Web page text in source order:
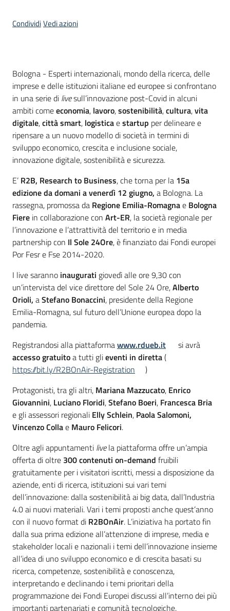
CondividiVedi azioni
Contenuto
Bologna - Esperti internazionali, mondo della ricerca, delle
imprese e delle istituzioni italiane ed europee si confrontano
in una serie di livesull’innovazione post-Covid in alcuni
ambiti comeeconomia, lavoro,sostenibilità,cultura,vita
digitale,città smart, logisticaestartup per delineare e
ripensare a un nuovo modello di società in termini di
sviluppo economico, crescita e inclusione sociale,
innovazione digitale, sostenibilità e sicurezza.
E’ R2B, Research to Business, che torna per la 15a
edizione da domani a venerdì 12 giugno, a Bologna. La
rassegna, promossa da Regione Emilia-Romagnae Bologna
Fiere in collaborazione con Art-ER, la società regionale per
l’innovazione e l’attrattività del territorio e in media
partnership con Il Sole 24Ore, è finanziato dai Fondi europei
Por Fesr e Fse 2014-2020.
I live saranno inaugurati giovedì alle ore 9,30 con
un’intervista del vice direttore del Sole 24 Ore,Alberto
Orioli, aStefano Bonaccini, presidente della Regione
Emilia-Romagna, sul futuro dell’Unione europea dopo la
pandemia.
Registrandosi alla piattaformawww.rdueb.it
si avrà
accesso gratuitoa tutti glieventi in diretta(
https://bit.ly/R2BOnAir-Registration
)
Protagonisti, tra gli altri, Mariana Mazzucato, Enrico
Giovannini, Luciano Floridi,Stefano Boeri, Francesca Bria
e gli assessori regionali Elly Schlein, Paola Salomoni,
Vincenzo Collae Mauro Felicori.
Oltre agli appuntamenti livela piattaforma offre un’ampia
offerta di oltre 300 contenuti on-demand fruibili
gratuitamente per i visitatori iscritti, messi a disposizione da
aziende, enti di ricerca, istituzioni sui vari temi
dell’innovazione: dalla sostenibilità ai big data, dall’Industria
4.0 ai nuovi materiali. Vari i temi proposti anche quest’anno
con il nuovo format di R2BOnAir. L’iniziativa ha portato fin
dalla sua prima edizione all’attenzione di imprese, media e
stakeholder locali e nazionali i temi dell’innovazione insieme
all’idea di uno sviluppo economico e di crescita basati su
ricerca, competenze, sostenibilità e conoscenza,
interpretando e declinando i temi prioritari della
programmazione dei Fondi Europei discussi all’interno dei più
importanti partenariati e comunità tecnologiche.